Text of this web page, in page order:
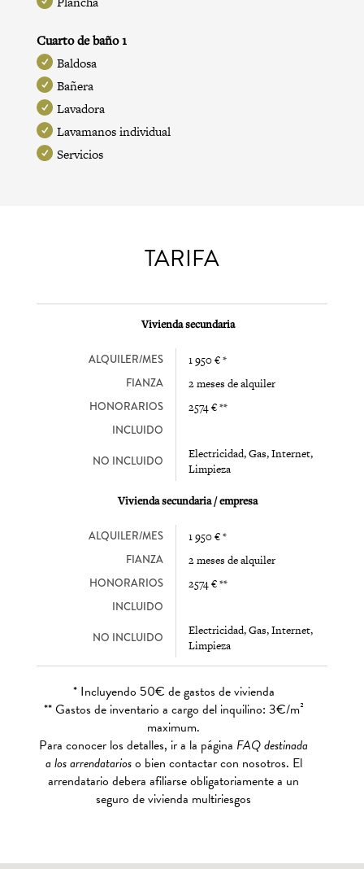
Cuarto de baño 1
Baldosa
Bañera
Lavadora
Lavamanos individual
Servicios
TARIFA
Vivienda secundaria
ALQUILER/MES 1 950 € *
FIANZA 2 meses de alquiler
HONORARIOS 2574 € **
INCLUIDO
NO INCLUIDO
Electricidad, Gas, Internet,
Limpieza
Vivienda secundaria / empresa
ALQUILER/MES 1 950 € *
FIANZA 2 meses de alquiler
HONORARIOS 2574 € **
INCLUIDO
NO INCLUIDO
Electricidad, Gas, Internet,
Limpieza
* Incluyendo 50€ de gastos de vivienda
** Gastos de inventario a cargo del inquilino: 3€/m²
maximum.
Para conocer los detalles, ir a la página FAQ destinada
a los arrendatarioso bien contactar con nosotros. El
arrendatario debera afiliarse obligatoriamente a un
seguro de vivienda multiriesgos